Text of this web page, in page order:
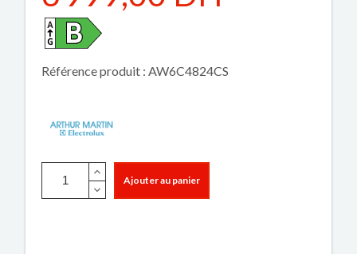
Référence produit : AW6C4824CS
Ajouter au panier